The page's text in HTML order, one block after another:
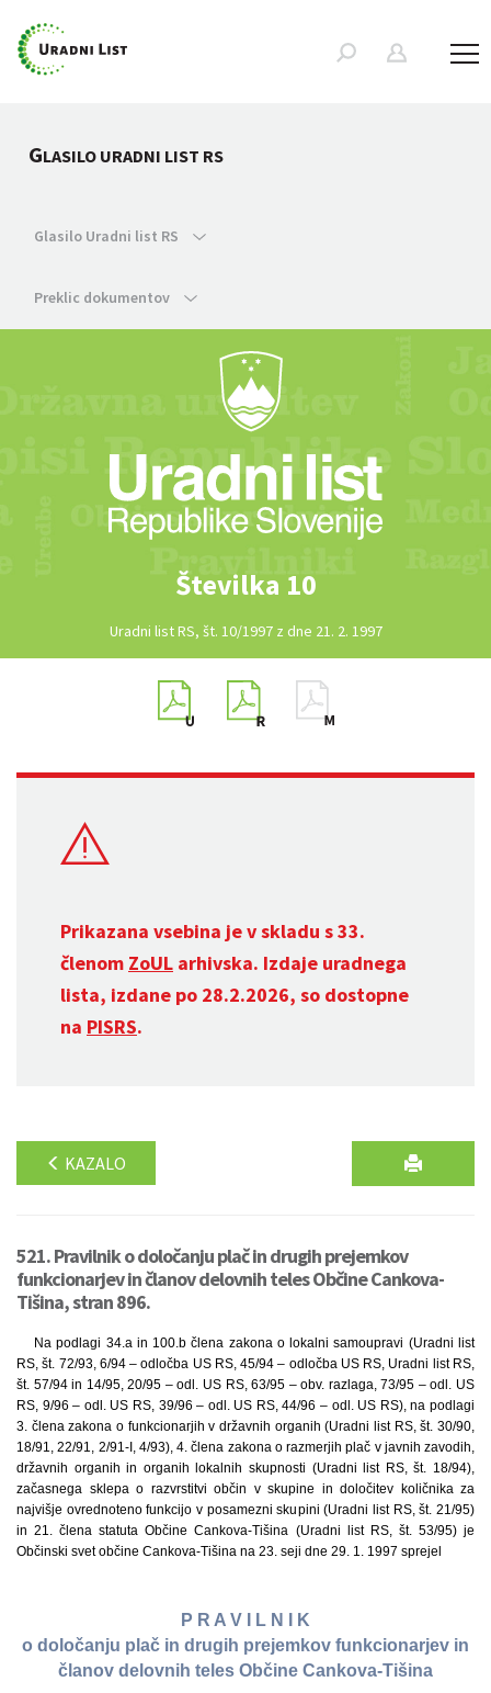
GLASILO URADNI LIST RS
Glasilo Uradni list RS
Preklic dokumentov
Številka 10
Uradni list RS, št. 10/1997 z dne 21. 2. 1997
Prikazana vsebina je v skladu s 33.
členom ZoUL arhivska. Izdaje uradnega
lista, izdane po 28.2.2026, so dostopne
na PISRS.
KAZALO
521. Pravilnik o določanju plač in drugih prejemkov
funkcionarjev in članov delovnih teles Občine Cankova-
Tišina, stran 896.
Na podlagi 34.a in 100.b člena zakona o lokalni samoupravi (Uradni list
RS, št. 72/93, 6/94 – odločba US RS, 45/94 – odločba US RS, Uradni list RS,
št. 57/94 in 14/95, 20/95 – odl. US RS, 63/95 – obv. razlaga, 73/95 – odl. US
RS, 9/96 – odl. US RS, 39/96 – odl. US RS, 44/96 – odl. US RS), na podlagi
3. člena zakona o funkcionarjih v državnih organih (Uradni list RS, št. 30/90,
18/91, 22/91, 2/91-I, 4/93), 4. člena zakona o razmerjih plač v javnih zavodih,
državnih organih in organih lokalnih skupnosti (Uradni list RS, št. 18/94),
začasnega sklepa o razvrstitvi občin v skupine in določitev količnika za
najvišje ovrednoteno funkcijo v posamezni skupini (Uradni list RS, št. 21/95)
in 21. člena statuta Občine Cankova-Tišina (Uradni list RS, št. 53/95) je
Občinski svet občine Cankova-Tišina na 23. seji dne 29. 1. 1997 sprejel
P R A V I L N I K
o določanju plač in drugih prejemkov funkcionarjev in
članov delovnih teles Občine Cankova-Tišina